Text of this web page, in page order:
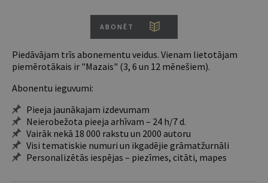
ABONĒT
Piedāvājam trīs abonementu veidus. Vienam lietotājam
piemērotākais ir "Mazais" (3, 6 un 12 mēnešiem).
Abonentu ieguvumi:
Pieeja jaunākajam izdevumam
Neierobežota pieeja arhīvam – 24 h/7 d.
Vairāk nekā 18 000 rakstu un 2000 autoru
Visi tematiskie numuri un ikgadējie grāmatžurnāli
Personalizētās iespējas – piezīmes, citāti, mapes